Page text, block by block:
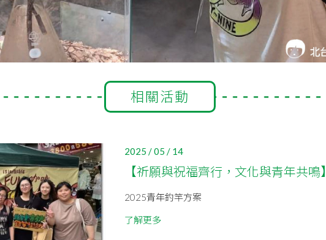
相關活動
2025 / 05 / 14
【祈願與祝福齊行，文化與青年共鳴】
2025青年釣竿方案
了解更多